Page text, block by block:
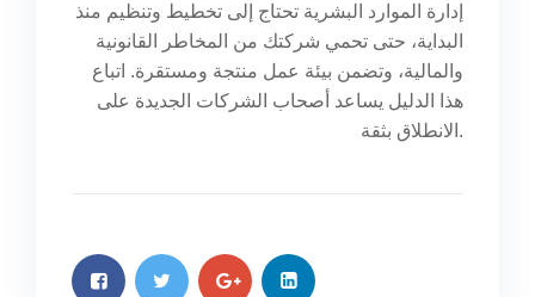
إدارة الموارد البشرية تحتاج إلى تخطيط وتنظيم منذ
البداية، حتى تحمي شركتك من المخاطر القانونية
والمالية، وتضمن بيئة عمل منتجة ومستقرة. اتباع
هذا الدليل يساعد أصحاب الشركات الجديدة على
الانطلاق بثقة.